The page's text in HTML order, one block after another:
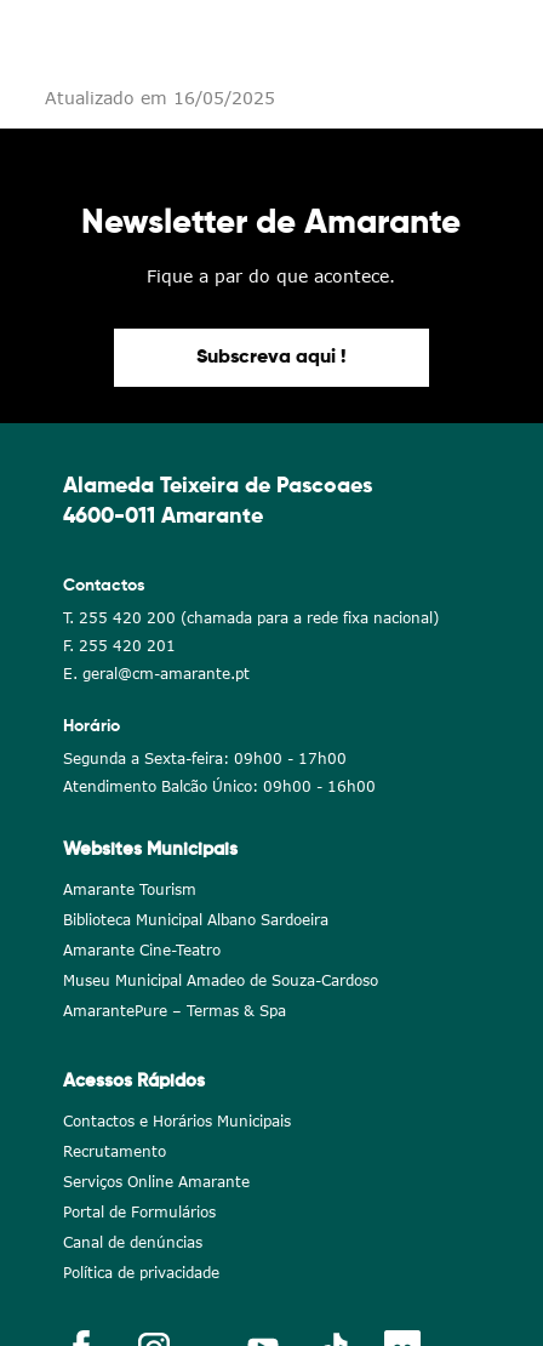
Atualizado em 16/05/2025
Newsletter de Amarante
Fique a par do que acontece.
Subscreva aqui !
Alameda Teixeira de Pascoaes
4600-011 Amarante
Contactos
T. 255 420 200 (chamada para a rede fixa nacional)
F. 255 420 201
E. geral@cm-amarante.pt
Horário
Segunda a Sexta-feira: 09h00 - 17h00
Atendimento Balcão Único: 09h00 - 16h00
Websites Municipais
Amarante Tourism
Biblioteca Municipal Albano Sardoeira
Amarante Cine-Teatro
Museu Municipal Amadeo de Souza-Cardoso
AmarantePure – Termas & Spa
Acessos Rápidos
Contactos e Horários Municipais
Recrutamento
Serviços Online Amarante
Portal de Formulários
Canal de denúncias
Política de privacidade